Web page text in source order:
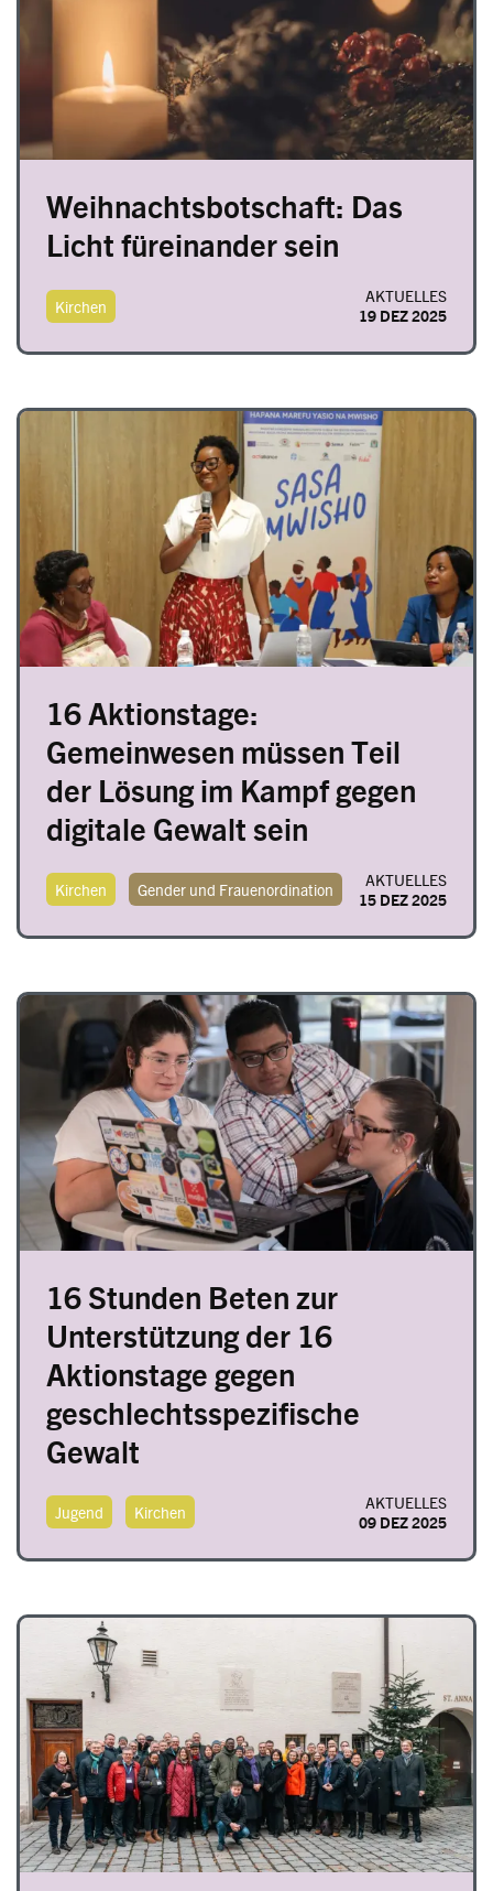
Weihnachtsbotschaft: Das
Licht füreinander sein
Kirchen
AKTUELLES
19 DEZ 2025
Image
16 Aktionstage:
Gemeinwesen müssen Teil
der Lösung im Kampf gegen
digitale Gewalt sein
Kirchen Gender und Frauenordination
AKTUELLES
15 DEZ 2025
Image
16 Stunden Beten zur
Unterstützung der 16
Aktionstage gegen
geschlechtsspezifische
Gewalt
Jugend Kirchen
AKTUELLES
09 DEZ 2025
Image